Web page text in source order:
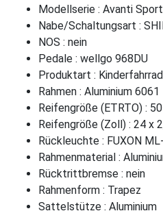
Modellserie : Avanti Sport
Nabe/Schaltungsart :
NOS : nein
Pedale : wellgo 968DU
Produktart : Kinderfahrrad
Rahmen : Aluminium 6061
Reifengröße (ETRTO) :
Reifengröße (Zoll) : 24 x
Rückleuchte : FUXON
Rahmenmaterial :
Rücktrittbremse : nein
Rahmenform : Trapez
Sattelstütze : Aluminium